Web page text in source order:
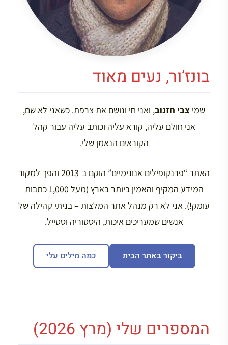
בונז’ור, נעים מאוד
שמי צבי חזנוב, ואני חי ונושם את צרפת. כשאני לא שם,
אני חולם עליה, קורא עליה וכותב עליה עבור קהל
הקוראים הנאמן שלי.
האתר “פרנקופילים אנונימיים” הוקם ב-2013 והפך למקור
המידע המקיף והאמין ביותר בארץ (מעל 1,000 כתבות
עומק!). אני לא רק מנהל אתר המלצות – בניתי קהילה של
אנשים שמעריכים איכות, היסטוריה וסטייל.
ביקור באתר הבית כמה מילים עלי
המספרים שלי (מרץ 2026)